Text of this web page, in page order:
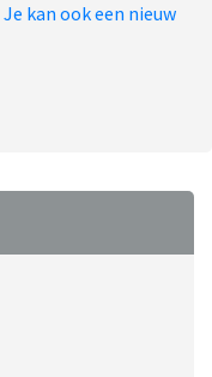
Je kan ook een nieuw